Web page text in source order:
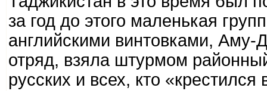
за год до этого маленькая
английскими винтовками,
отряд, взяла штурмом
русских и всех, кто